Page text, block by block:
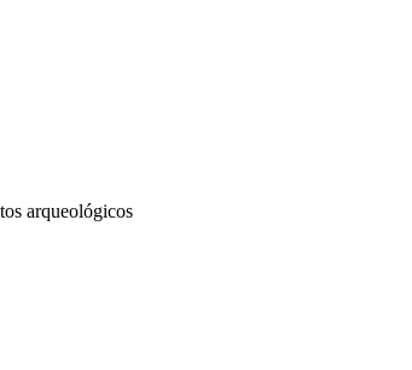
arqueológicos